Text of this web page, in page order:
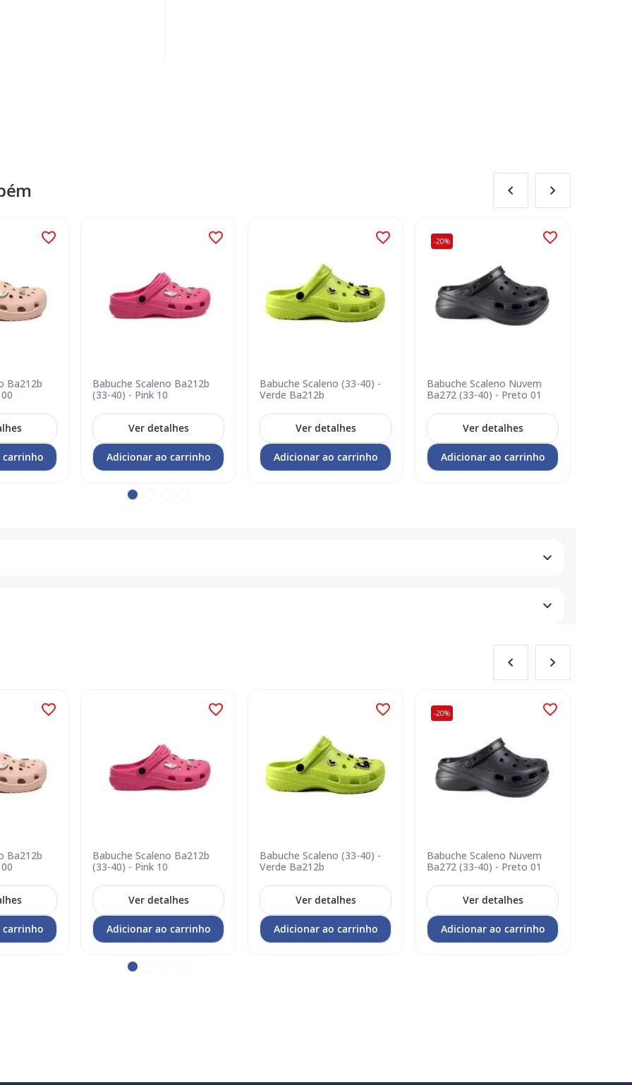
Ba212b
carrinho
Babuche Scaleno Ba212b
(33-40) - Pink 10
Ver detalhes
Adicionar ao carrinho
Babuche Scaleno (33-40) -
Verde Ba212b
Ver detalhes
Adicionar ao carrinho
-20%
Babuche Scaleno Nuvem
Ba272 (33-40) - Preto 01
Ver detalhes
Adicionar ao carrinho
Ba212b
carrinho
Babuche Scaleno Ba212b
(33-40) - Pink 10
Adicionar
no
carrinhoVer detalhes
Adicionar ao carrinho
Babuche Scaleno (33-40) -
Verde Ba212b
Adicionar
no
carrinhoVer detalhes
Adicionar ao carrinho
-20%
Babuche Scaleno Nuvem
Ba272 (33-40) - Preto 01
Adicionar
no
carrinhoVer detalhes
Adicionar ao carrinho